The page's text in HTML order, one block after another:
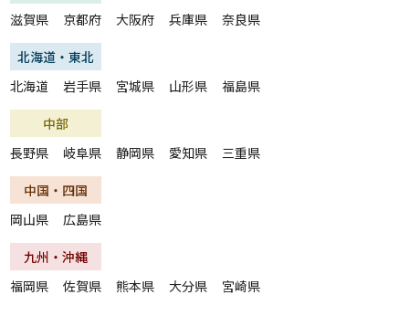
こだわり
未経験・初心者OK
大量募集
交通費支給
夜勤のお仕事
扶養内勤務OK
副業・WワークOK
即日勤務OK
履歴書不要
服装自由
バイク・車通勤OK
滋賀県
京都府 大阪府 兵庫県 奈良県
北海道・東北
北海道
岩手県 宮城県 山形県 福島県
中部
長野県
岐阜県 静岡県 愛知県 三重県
中国・四国
岡山県
広島県
九州・沖縄
福岡県
佐賀県 熊本県 大分県 宮崎県